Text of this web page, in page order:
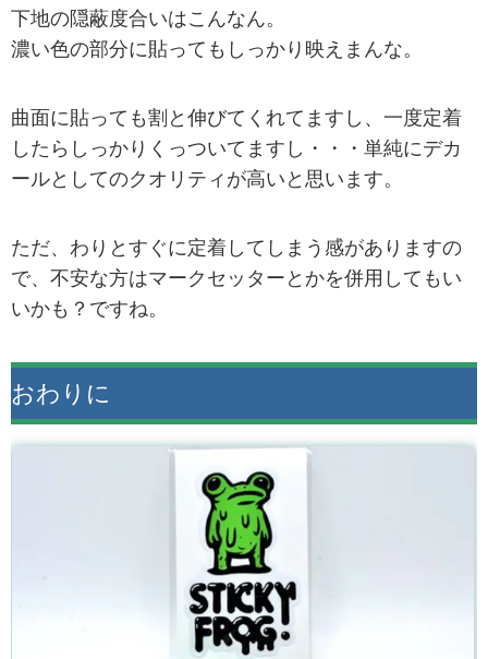
下地の隠蔽度合いはこんなん。
濃い色の部分に貼ってもしっかり映えまんな。
曲面に貼っても割と伸びてくれてますし、一度定着
したらしっかりくっついてますし・・・単純にデカ
ールとしてのクオリティが高いと思います。
ただ、わりとすぐに定着してしまう感がありますの
で、不安な方はマークセッターとかを併用してもい
いかも？ですね。
おわりに